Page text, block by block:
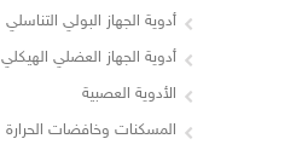
أدوية الجهاز البولي التناسلي
أدوية الجهاز العضلي الهيكلي
الأدوية العصبية
المسكنات وخافضات الحرارة